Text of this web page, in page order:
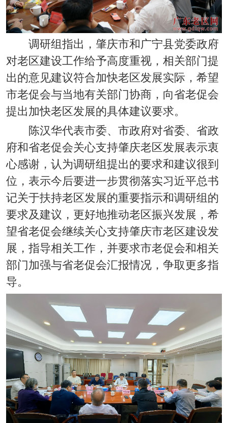
调研组指出，肇庆市和广宁县党委政府
对老区建设工作给予高度重视，相关部门提
出的意见建议符合加快老区发展实际，希望
市老促会与当地有关部门协商，向省老促会
提出加快老区发展的具体建议要求。
陈汉华代表市委、市政府对省委、省政
府和省老促会关心支持肇庆老区发展表示衷
心感谢，认为调研组提出的要求和建议很到
位，表示今后要进一步贯彻落实习近平总书
记关于扶持老区发展的重要指示和调研组的
要求及建议，更好地推动老区振兴发展，希
望省老促会继续关心支持肇庆市老区建设发
展，指导相关工作，并要求市老促会和相关
部门加强与省老促会汇报情况，争取更多指
导。